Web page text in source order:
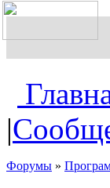
|
Форумы »